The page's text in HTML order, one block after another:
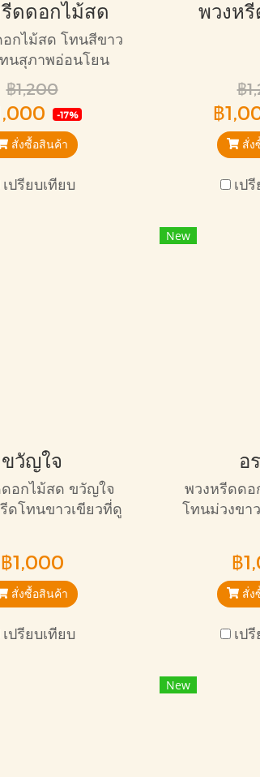
ดดอกไม้สด
กไม้สด โทนสีขาว
ทนสุภาพอ่อนโยน
การไว้อาลัยทุกแบบ
฿1,200
-17%
สั่งซื้อสินค้า
เปรียบเทียบ
พวงห
฿
฿
สั่ง
เป
ขวัญใจ
อกไม้สด ขวัญใจ
ดโทนขาวเขียวที่ดู
ไว้อาลัยทุกแบบ
฿1,000
สั่งซื้อสินค้า
เปรียบเทียบ
New
อ
พวงหรีดด
โทนม่วงขา
฿
สั่ง
เป
New